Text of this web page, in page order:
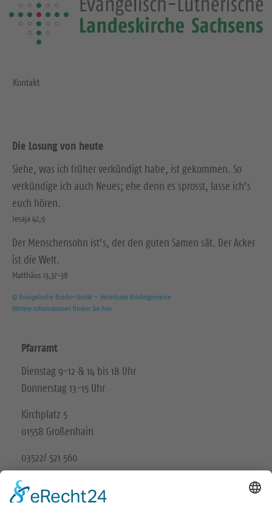
Kontakt
Die Losung von heute
Siehe, was ich früher verkündigt habe, ist gekommen. So
verkündige ich auch Neues; ehe denn es sprosst, lasse ich’s
euch hören.
Jesaja 42,9
Der Menschensohn ist’s, der den guten Samen sät. Der Acker
ist die Welt.
Matthäus 13,37-38
© Evangelische Brüder-Unität – Herrnhuter Brüdergemeine
Weitere Informationen finden Sie hier
Pfarramt
Dienstag 9-12 & 14 bis 18 Uhr
Donnerstag 13-15 Uhr
Kirchplatz 5
01558 Großenhain
03522/ 521 560
Unsere Schwesterkirchgemeinde